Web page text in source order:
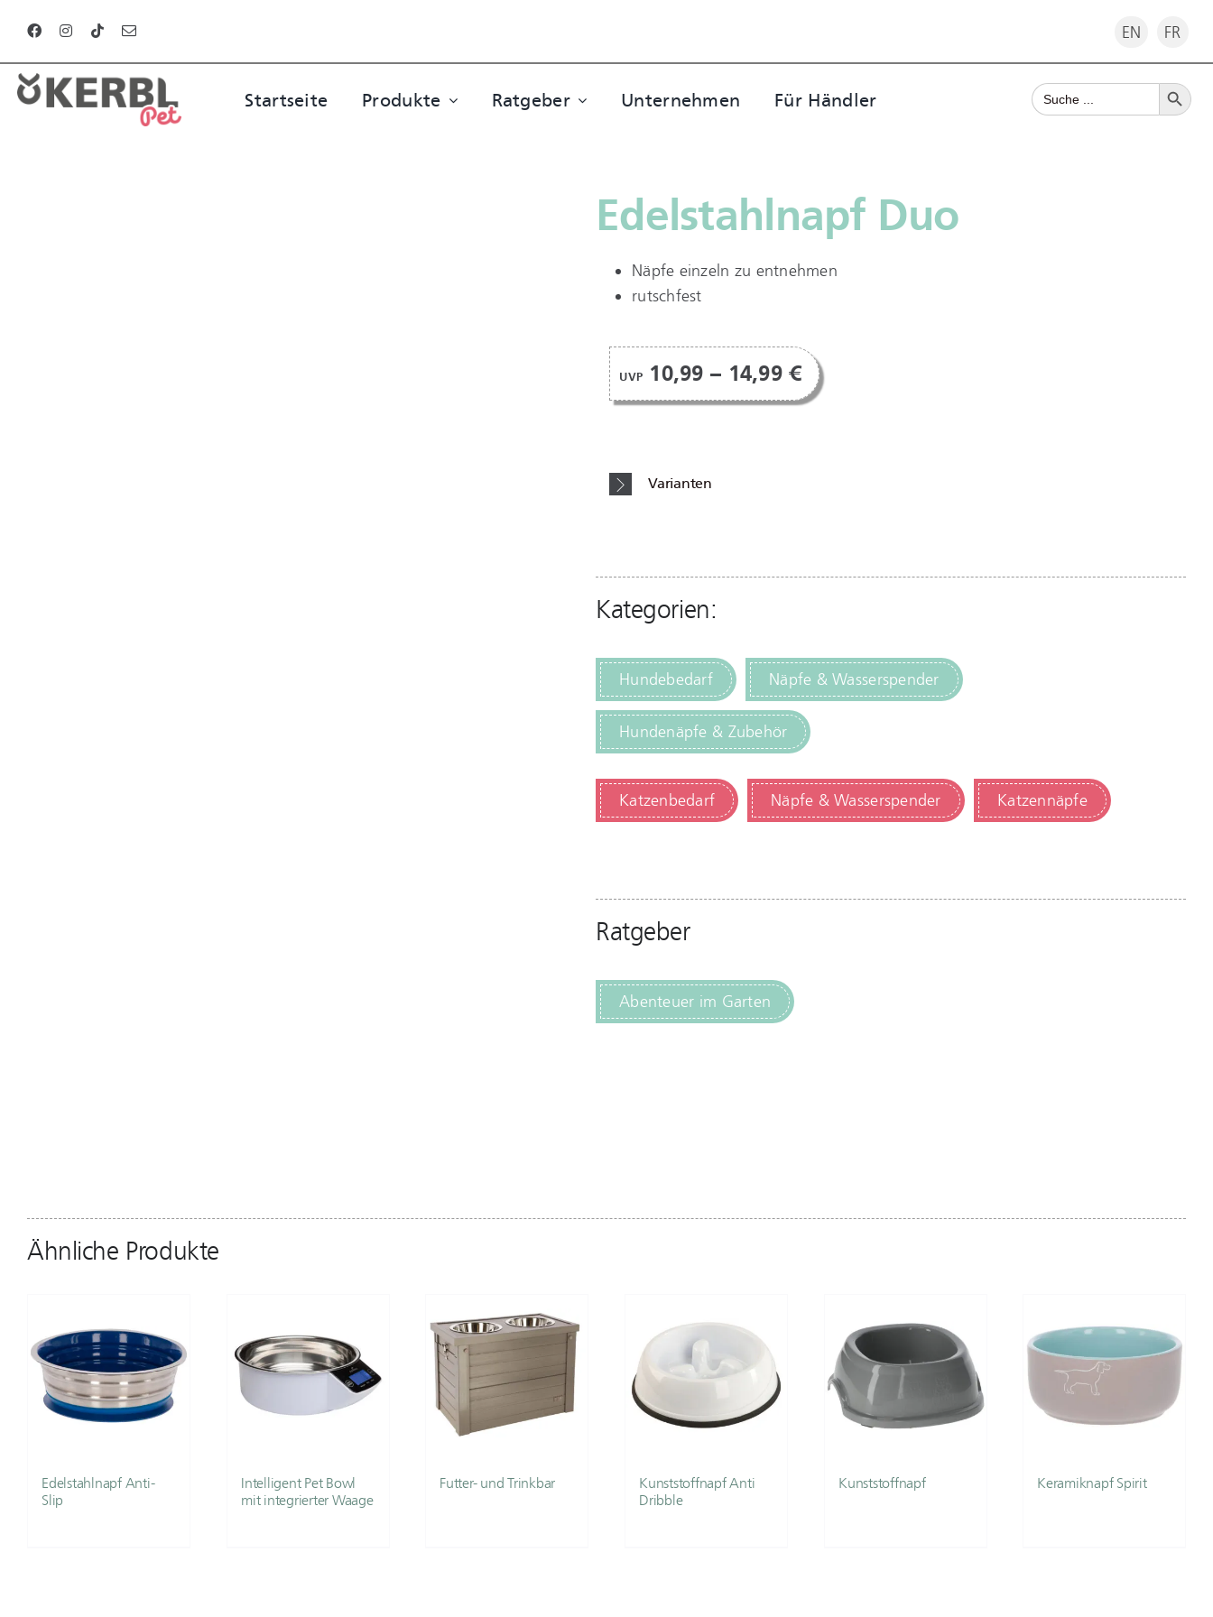
Inhalt
springen
EN FR
Startseite Produkte Ratgeber Unternehmen Für Händler
Search
for:
Search Button
Edelstahlnapf Duo
Näpfe einzeln zu entnehmen
rutschfest
UVP 10,99 – 14,99 €
Varianten
Kategorien:
Hundebedarf Näpfe & Wasserspender
Hundenäpfe & Zubehör
Katzenbedarf Näpfe & Wasserspender Katzennäpfe
Ratgeber
Abenteuer im Garten
Ähnliche Produkte
Edelstahlnapf Anti-
Slip
Intelligent Pet Bowl
mit integrierter Waage
Futter- und Trinkbar
Kunststoffnapf Anti
Dribble
Kunststoffnapf Keramiknapf Spirit